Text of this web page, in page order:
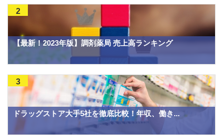
【最新！2023年版】調剤薬局 売上高ランキング
2
ドラッグストア大手5社を徹底比較！年収、働き...
3